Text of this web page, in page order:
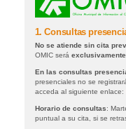
1. Consultas
No se atiende sin cita
OMIC será
En las consultas
presenciales no se
acceda al siguiente enlace:
Horario de consultas:
puntual a su cita, si se